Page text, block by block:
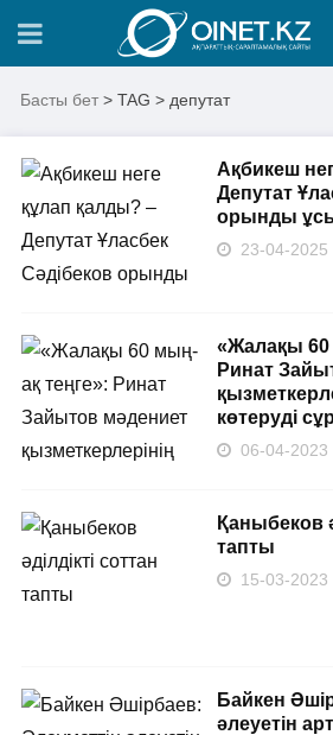
Басты бет > TAG > депутат
Ақбикеш
Депутат
орынды
23-04-2025
«Жалақы 60
Ринат
көтеруді
06-04-2023
Қаныбеков
тапты
15-03-2023
Байкен
әлеуетін